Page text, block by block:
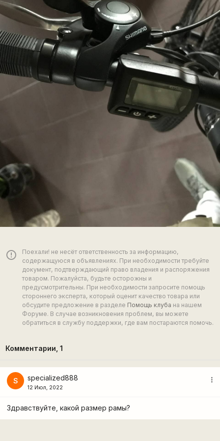
error_outline
Поехали! не несёт ответственность за информацию,
содержащуюся в объявлениях. При необходимости требуйте
документ, подтверждающий право владения и распоряжения
товаром. Пожалуйста, будьте осторожны и
предусмотрительны. При необходимости запросите помощь
стороннего эксперта, который оценит качество товара или
обсудите предложение в разделе Помощь клуба на нашем
Форуме. В случае возникновения проблем, вы можете
обратиться в службу поддержки, где вам постараются помочь.
Комментарии, 1
S specialized888
12 Июл, 2022
more_vert
Здравствуйте, какой размер рамы?